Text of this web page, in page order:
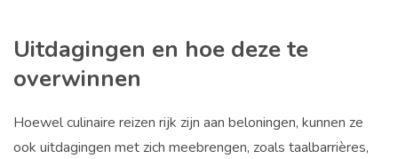
Uitdagingen en hoe deze te
overwinnen
Hoewel culinaire reizen rijk zijn aan beloningen, kunnen ze
ook uitdagingen met zich meebrengen, zoals taalbarrières,